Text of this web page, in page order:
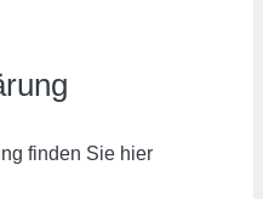
finden Sie hier